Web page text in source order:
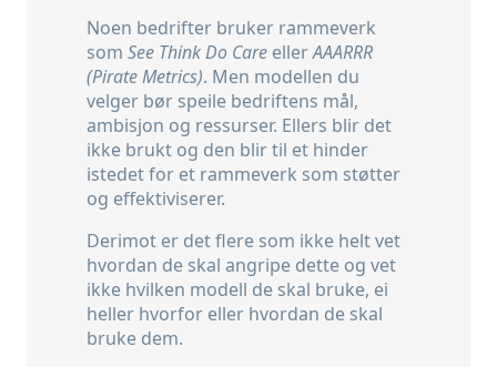
Noen bedrifter bruker rammeverk
som See Think Do Care ellerAAARRR
(Pirate Metrics). Men modellen du
velger bør speile bedriftens mål,
ambisjon og ressurser. Ellers blir det
ikke brukt og den blir til et hinder
istedet for et rammeverk som støtter
og effektiviserer.
Derimot er det flere som ikke helt vet
hvordan de skal angripe dette og vet
ikke hvilken modell de skal bruke, ei
heller hvorfor eller hvordan de skal
bruke dem.